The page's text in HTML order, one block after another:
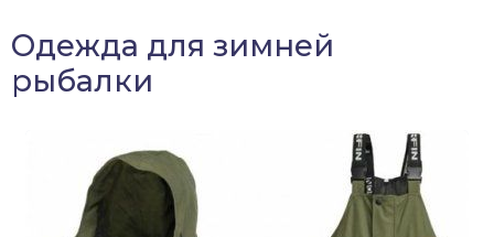
Одежда для зимней
рыбалки